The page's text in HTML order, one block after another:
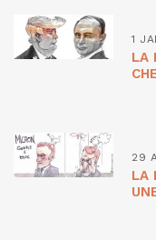
1
LA
29
LA